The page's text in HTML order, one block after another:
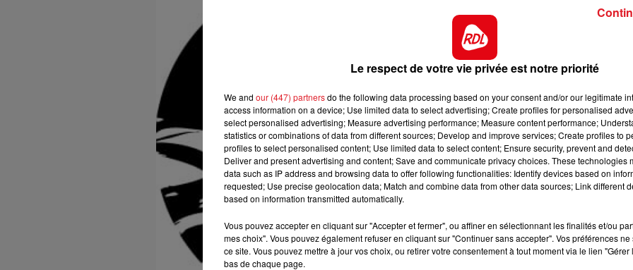
Le respect de votre vie privée est notre priorité
We and our (447) partnersdo the following data processing based on your consent and/or our legitimate
access information on a device; Use limited data to select advertising; Create profiles for personalised
select personalised advertising; Measure advertising performance; Measure content performance;
statistics or combinations of data from different sources; Develop and improve services; Create profiles to
profiles to select personalised content; Use limited data to select content; Ensure security, prevent and
Deliver and present advertising and content; Save and communicate privacy choices. These technologies
data such as IP address and browsing data to offer following functionalities: Identify devices based on
requested; Use precise geolocation data; Match and combine data from other data sources; Link different
based on information transmitted automatically.
Vous pouvez accepter en cliquant sur "Accepter et fermer", ou affiner en sélectionnant les finalités et/ou
mes choix". Vous pouvez également refuser en cliquant sur "Continuer sans accepter". Vos préférences
ce site. Vous pouvez mettre à jour vos choix, ou retirer votre consentement à tout moment via le lien
bas de chaque page.